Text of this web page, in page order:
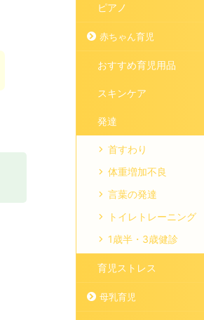
ピアノ
赤ちゃん育児
おすすめ育児用品
スキンケア
発達
首すわり
体重増加不良
言葉の発達
トイレトレーニング
1歳半・3歳健診
育児ストレス
母乳育児